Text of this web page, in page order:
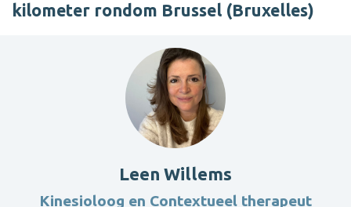
kilometer rondom Brussel (Bruxelles)
Leen Willems
Kinesioloog en Contextueel therapeut